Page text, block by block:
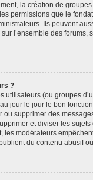
la création de groupes
permissions que le
Ils peuvent
l’ensemble des forums,
?
utilisateurs (ou groupes
jour le jour le bon
ou supprimer des
et diviser les sujets
les modérateurs
du contenu abusif